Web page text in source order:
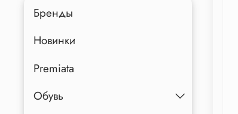
Бренды
Новинки
Premiata
Обувь